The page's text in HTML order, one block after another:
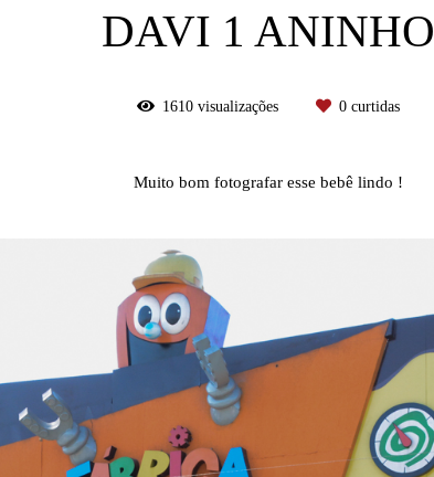
DAVI 1 ANINHO
1610 visualizações 0 curtidas
Muito bom fotografar esse bebê lindo !